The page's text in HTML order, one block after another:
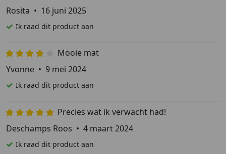
Rosita • 16 juni 2025
Ik raad dit product aan
Mooie mat
Yvonne • 9 mei 2024
Ik raad dit product aan
Precies wat ik verwacht had!
Deschamps Roos • 4 maart 2024
Ik raad dit product aan